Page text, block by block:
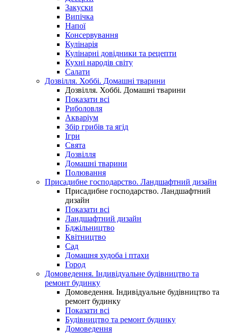
Закуски
Випічка
Напої
Консервування
Кулінарія
Кулінарні довідники та рецепти
Кухні народів світу
Салати
Дозвілля. Хоббі. Домашні тварини
Дозвілля. Хоббі. Домашні тварини
Показати всі
Риболовля
Акваріум
Збір грибів та ягід
Ігри
Свята
Дозвілля
Домашні тварини
Полювання
Присадибне господарство. Ландшафтний дизайн
Присадибне господарство. Ландшафтний
дизайн
Показати всі
Ландшафтний дизайн
Бджільництво
Квітництво
Сад
Домашня худоба і птахи
Город
Домоведення. Індивідуальне будівництво та
ремонт будинку
Домоведення. Індивідуальне будівництво та
ремонт будинку
Показати всі
Будівництво та ремонт будинку
Домоведення